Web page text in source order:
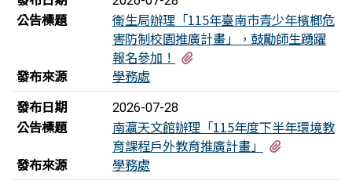
公告標題
衛生局辦理「115年臺南市青少年檳榔危
害防制校園推廣計畫」，鼓勵師生踴躍
報名參加！
發布來源
學務處
發布日期
2026-07-28
公告標題
南瀛天文館辦理「115年度下半年環境教
育課程戶外教育推廣計畫」
發布來源
學務處